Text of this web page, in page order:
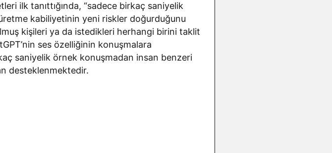
ilk tanıttığında, “sadece birkaç saniyelik
kabiliyetinin yeni riskler doğurduğunu
kişileri ya da istedikleri herhangi birini taklit
ses özelliğinin konuşmalara
saniyelik örnek konuşmadan insan benzeri
desteklenmektedir.